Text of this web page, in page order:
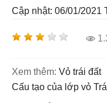
Cập nhật: 06/01/2021
Xem thêm: vỏ trái đất
cấu tạo của lớp vỏ